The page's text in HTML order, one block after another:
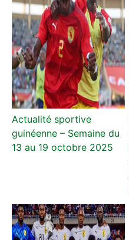
Actualité sportive
guinéenne – Semaine du
13 au 19 octobre 2025